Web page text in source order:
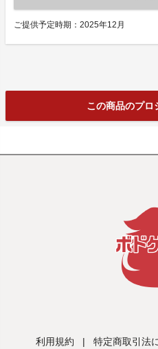
ご提供予定時期：2025年12月
この商品のプロ
利用規約 | 特定商取引法